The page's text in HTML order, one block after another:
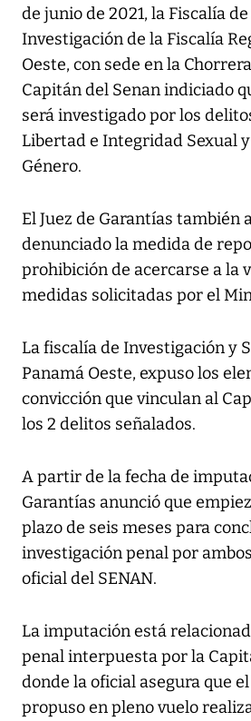
de junio de 2021, la Fiscalía
Investigación de la Fiscalía
Oeste, con sede en la
Capitán del Senan indiciado
será investigado por los
Libertad e Integridad Sexual
Género.
El Juez de Garantías también
denunciado la medida de
prohibición de acercarse a la
medidas solicitadas por el
La fiscalía de Investigación y
Panamá Oeste, expuso los
convicción que vinculan al
los 2 delitos señalados.
A partir de la fecha de
Garantías anunció que
plazo de seis meses para
investigación penal por
oficial del SENAN.
La imputación está
penal interpuesta por la
donde la oficial asegura que
propuso en pleno vuelo